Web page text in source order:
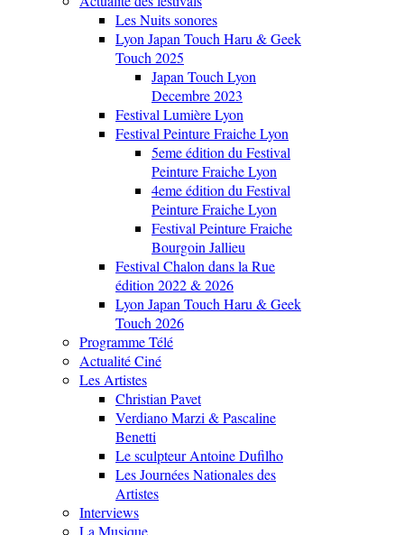
Les Nuits sonores
Lyon Japan Touch Haru & Geek
Touch 2025
Japan Touch Lyon
Decembre 2023
Festival Lumière Lyon
Festival Peinture Fraiche Lyon
5eme édition du Festival
Peinture Fraiche Lyon
4eme édition du Festival
Peinture Fraiche Lyon
Festival Peinture Fraiche
Bourgoin Jallieu
Festival Chalon dans la Rue
édition 2022 & 2026
Lyon Japan Touch Haru & Geek
Touch 2026
Programme Télé
Actualité Ciné
Les Artistes
Christian Pavet
Verdiano Marzi & Pascaline
Benetti
Le sculpteur Antoine Dufilho
Les Journées Nationales des
Artistes
Interviews